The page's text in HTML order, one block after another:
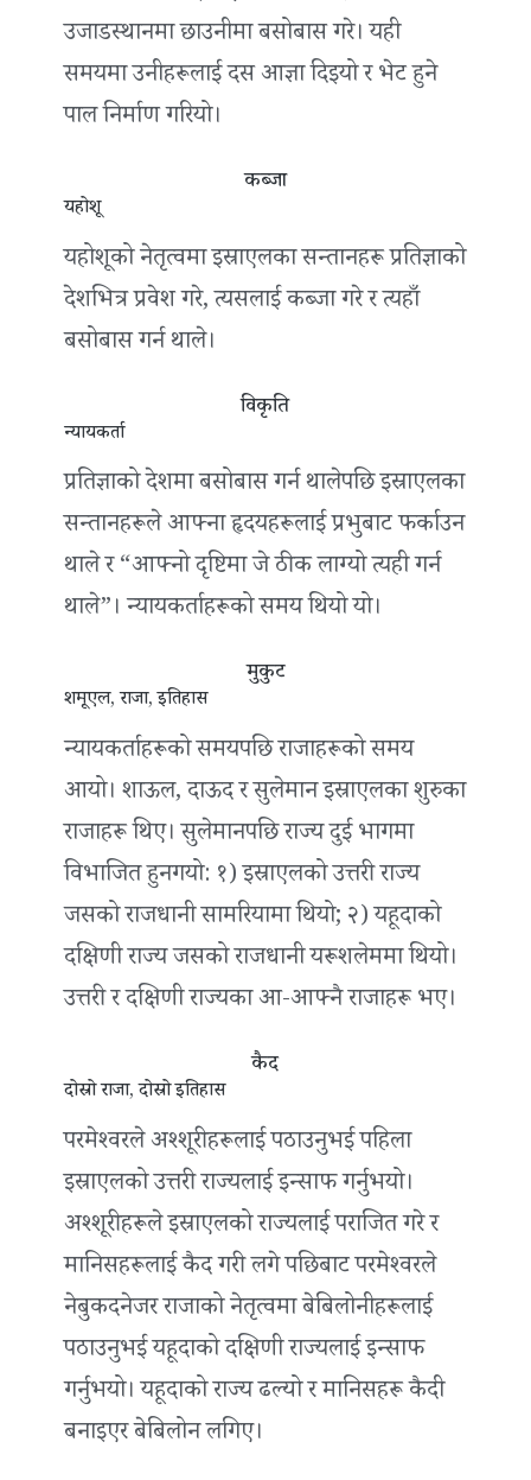
उजाडस्थानमा छाउनीमा बसोबास गरे। यही
समयमा उनीहरूलाई दस आज्ञा दिइयो र भेट हुने
पाल निर्माण गरियो।
कब्जा
यहोशू
यहोशूको नेतृत्वमा इस्राएलका सन्तानहरू प्रतिज्ञाको
देशभित्र प्रवेश गरे, त्यसलाई कब्जा गरे र त्यहाँ
बसोबास गर्न थाले।
विकृति
न्यायकर्ता
प्रतिज्ञाको देशमा बसोबास गर्न थालेपछि इस्राएलका
सन्तानहरूले आफ्ना हृदयहरूलाई प्रभुबाट फर्काउन
थाले र “आफ्नो दृष्टिमा जे ठीक लाग्यो त्यही गर्न
थाले”। न्यायकर्ताहरूको समय थियो यो।
मुकुट
शमूएल, राजा, इतिहास
न्यायकर्ताहरूको समयपछि राजाहरूको समय
आयो। शाऊल, दाऊद र सुलेमान इस्राएलका शुरुका
राजाहरू थिए। सुलेमानपछि राज्य दुई भागमा
विभाजित हुनगयो: १)‍ इस्राएलको उत्तरी राज्य
जसको राजधानी सामरियामा थियो; २) यहूदाको
दक्षिणी राज्य जसको राजधानी यरूशलेममा थियो।
उत्तरी र दक्षिणी राज्यका आ-आफ्नै राजाहरू भए।
कैद
दोस्रो राजा, दोस्रो इतिहास
परमेश्‍वरले अश्‍शूरीहरूलाई पठाउनुभई पहिला
इस्राएलको उत्तरी राज्यलाई इन्साफ गर्नुभयो।
अश्शूरीहरूले इस्राएलको राज्यलाई पराजित गरे र
मानिसहरूलाई कैद गरी लगे पछिबाट परमेश्‍वरले
नेबुकदनेजर राजाको नेतृत्वमा बेबिलोनीहरूलाई
पठाउनुभई यहूदाको दक्षिणी राज्यलाई इन्साफ
गर्नुभयो। यहूदाको राज्य ढल्यो र मानिसहरू कैदी
बनाइएर बेबिलोन लगिए।